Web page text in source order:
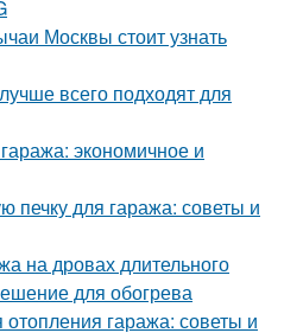
Москвы стоит узнать
всего подходят для
экономичное и
печку для гаража: советы и
на дровах длительного
для обогрева
отопления гаража: советы и